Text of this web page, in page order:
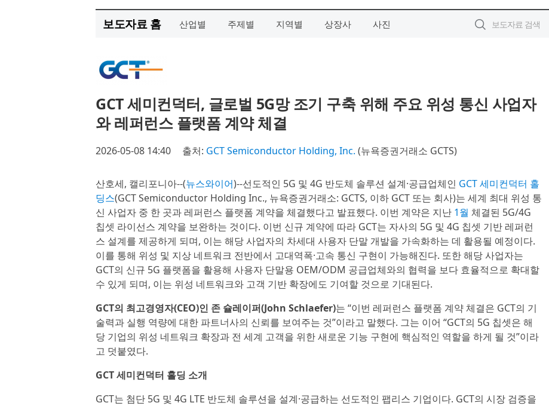
보도자료 홈 산업별 주제별 지역별 상장사 사진
GCT 세미컨덕터, 글로벌 5G망 조기 구축 위해 주요 위성 통신 사업자
와 레퍼런스 플랫폼 계약 체결
2026-05-08 14:40 출처: GCT Semiconductor Holding, Inc. (뉴욕증권거래소 GCTS)
산호세, 캘리포니아--(뉴스와이어)--선도적인 5G 및 4G 반도체 솔루션 설계·공급업체인 GCT 세미컨덕터 홀
딩스(GCT Semiconductor Holding Inc., 뉴욕증권거래소: GCTS, 이하 GCT 또는 회사)는 세계 최대 위성 통
신 사업자 중 한 곳과 레퍼런스 플랫폼 계약을 체결했다고 발표했다. 이번 계약은 지난 1월 체결된 5G/4G
칩셋 라이선스 계약을 보완하는 것이다. 이번 신규 계약에 따라 GCT는 자사의 5G 및 4G 칩셋 기반 레퍼런
스 설계를 제공하게 되며, 이는 해당 사업자의 차세대 사용자 단말 개발을 가속화하는 데 활용될 예정이다.
이를 통해 위성 및 지상 네트워크 전반에서 고대역폭·고속 통신 구현이 가능해진다. 또한 해당 사업자는
GCT의 신규 5G 플랫폼을 활용해 사용자 단말용 OEM/ODM 공급업체와의 협력을 보다 효율적으로 확대할
수 있게 되며, 이는 위성 네트워크와 고객 기반 확장에도 기여할 것으로 기대된다.
GCT의 최고경영자(CEO)인 존 슐레이퍼(John Schlaefer)는 “이번 레퍼런스 플랫폼 계약 체결은 GCT의 기
술력과 실행 역량에 대한 파트너사의 신뢰를 보여주는 것”이라고 말했다. 그는 이어 “GCT의 5G 칩셋은 해
당 기업의 위성 네트워크 확장과 전 세계 고객을 위한 새로운 기능 구현에 핵심적인 역할을 하게 될 것”이라
고 덧붙였다.
GCT 세미컨덕터 홀딩 소개
GCT는 첨단 5G 및 4G LTE 반도체 솔루션을 설계·공급하는 선도적인 팹리스 기업이다. GCT의 시장 검증을